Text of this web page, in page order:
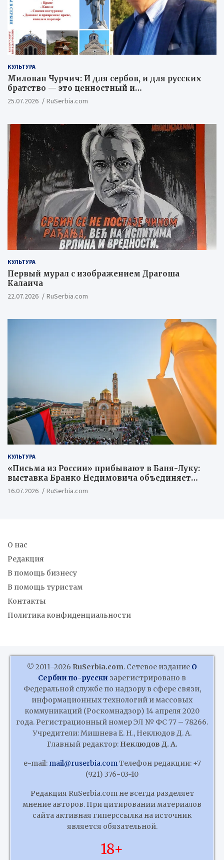
КУЛЬТУРА
Милован Чурчич: И для сербов, и для русских
братство — это ценностный и
цивилизационный концепт
25.07.2026 RuSerbia.com
КУЛЬТУРА
Первый мурал с изображением Драгоша
Калаича
22.07.2026 RuSerbia.com
КУЛЬТУРА
«Письма из России» прибывают в Баня-Луку:
выставка Бранко Недимовича объединяет
шестерых художников из Российской
Федерации
16.07.2026 RuSerbia.com
О нас
Редакция
В помощь бизнесу
В помощь туристам
Контакты
Политика конфиденциальности
© 2011–2026 RuSerbia.com. Сетевое издание О
Сербии по-русски зарегистрировано в
Федеральной службе по надзору в сфере связи,
информационных технологий и массовых
коммуникаций (Роскомнадзор) 14 апреля 2020
года. Регистрационный номер ЭЛ № ФС 77 – 78266.
Учредители: Мишнева Е. Н., Неклюдов Д. А.
Главный редактор: Неклюдов Д. А.
e-mail: mail@ruserbia.comТелефон редакции: +7
(921) 376-03-10
Редакция RuSerbia.com не всегда разделяет
мнение авторов. При цитировании материалов
сайта активная гиперссылка на источник
является обязательной.
18+